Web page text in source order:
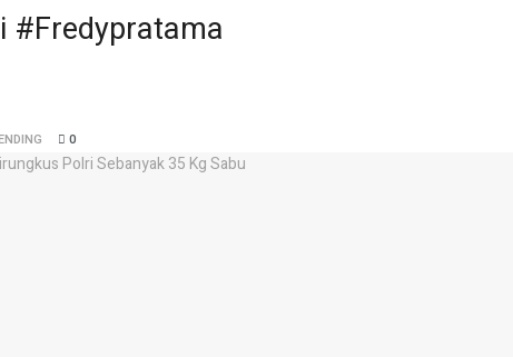
#Fredypratama
0